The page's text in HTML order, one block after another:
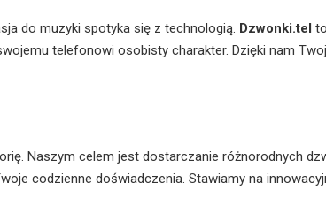
do muzyki spotyka się z technologią. Dzwonki.tel to
telefonowi osobisty charakter. Dzięki nam
Naszym celem jest dostarczanie różnorodnych
codzienne doświadczenia. Stawiamy na